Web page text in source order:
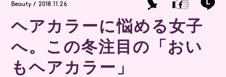
Beauty / 2018.11.26
ヘアカラーに悩める女子
へ。この冬注目の「おい
もヘアカラー」